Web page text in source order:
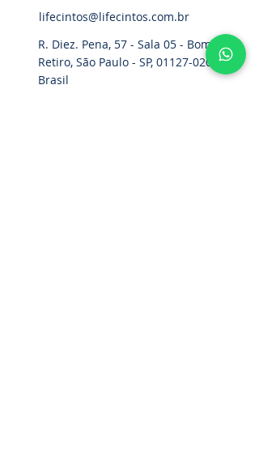
lifecintos@lifecintos.com.br
R. Diez. Pena, 57 - Sala 05 - Bom
Retiro, São Paulo - SP, 01127-020
Brasil